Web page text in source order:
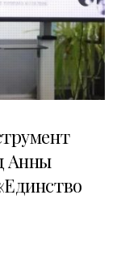
Анны